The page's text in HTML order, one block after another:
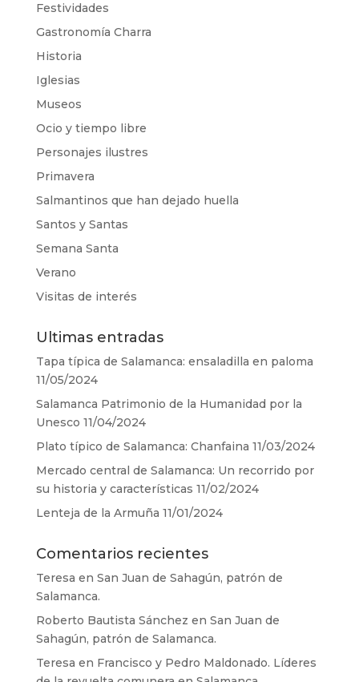
Festividades
Gastronomía Charra
Historia
Iglesias
Museos
Ocio y tiempo libre
Personajes ilustres
Primavera
Salmantinos que han dejado huella
Santos y Santas
Semana Santa
Verano
Visitas de interés
Ultimas entradas
Tapa típica de Salamanca: ensaladilla en paloma
11/05/2024
Salamanca Patrimonio de la Humanidad por la
Unesco 11/04/2024
Plato típico de Salamanca: Chanfaina 11/03/2024
Mercado central de Salamanca: Un recorrido por
su historia y características 11/02/2024
Lenteja de la Armuña 11/01/2024
Comentarios recientes
Teresa en San Juan de Sahagún, patrón de
Salamanca.
Roberto Bautista Sánchez en San Juan de
Sahagún, patrón de Salamanca.
Teresa en Francisco y Pedro Maldonado. Líderes